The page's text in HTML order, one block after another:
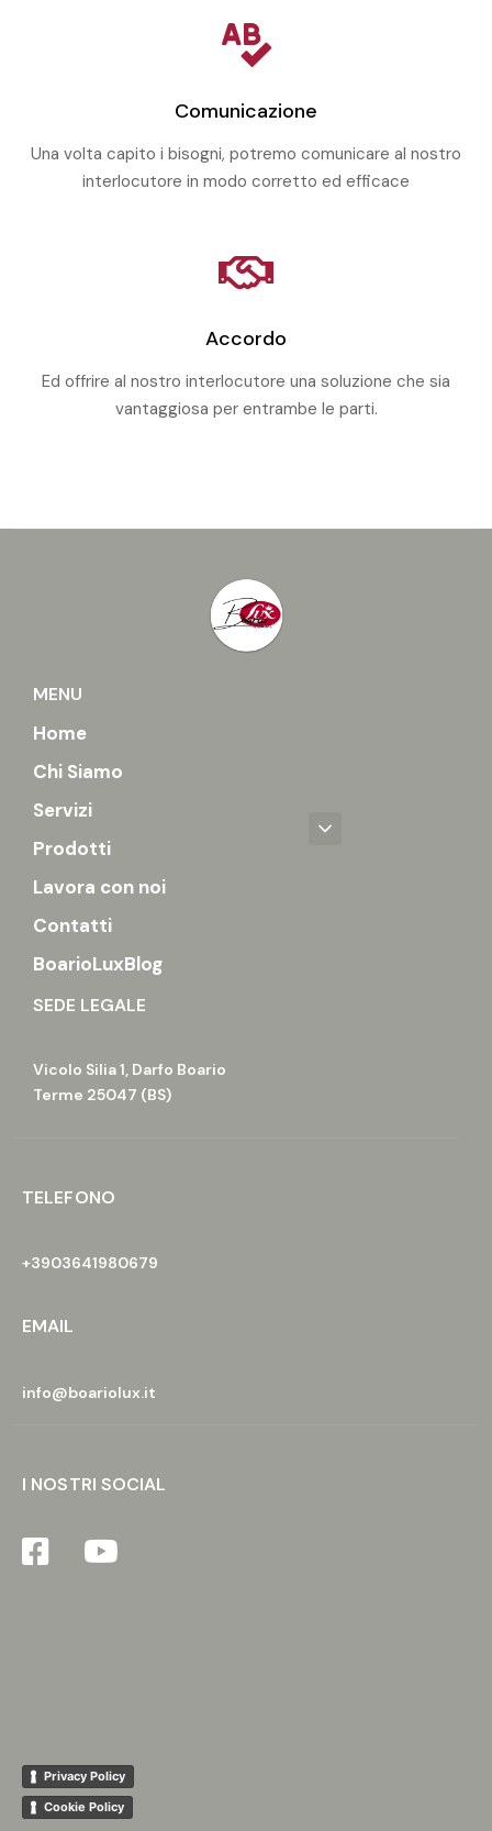
Comunicazione
Una volta capito i bisogni, potremo comunicare al nostro
interlocutore in modo corretto ed efficace
Accordo
Ed offrire al nostro interlocutore una soluzione che sia
vantaggiosa per entrambe le parti.
MENU
Home
Chi Siamo
Servizi
Prodotti
Lavora con noi
Contatti
BoarioLuxBlog
SEDE LEGALE
Vicolo Silia 1, Darfo Boario
Terme 25047 (BS)
TELEFONO
+3903641980679
EMAIL
info@boariolux.it
I NOSTRI SOCIAL
Privacy Policy
Cookie Policy